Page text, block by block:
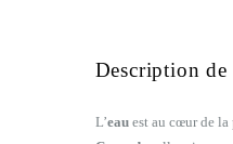
Description
L’eauest au cœur de la